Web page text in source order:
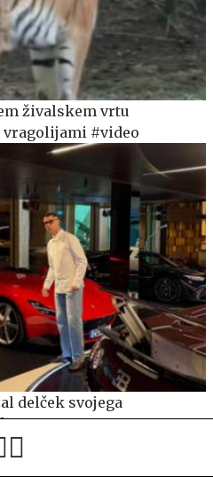
živalskem vrtu
vragolijami #video
delček svojega